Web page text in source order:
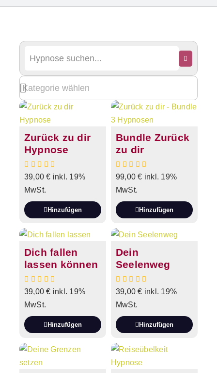
Zurück zu dir
Hypnose
39,00€ inkl. 19%
MwSt.
Hinzufügen
Bundle Zurück
zu dir
99,00€ inkl. 19%
MwSt.
Hinzufügen
Dich fallen
lassen können
39,00€ inkl. 19%
MwSt.
Hinzufügen
Dein
Seelenweg
39,00€ inkl. 19%
MwSt.
Hinzufügen